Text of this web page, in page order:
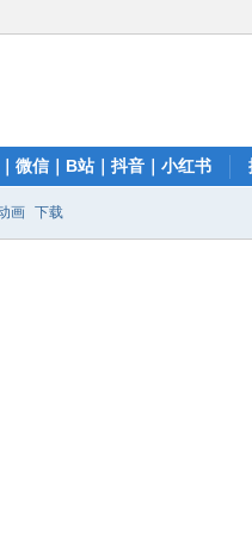
微信｜B站｜抖音｜小红书
画 下载